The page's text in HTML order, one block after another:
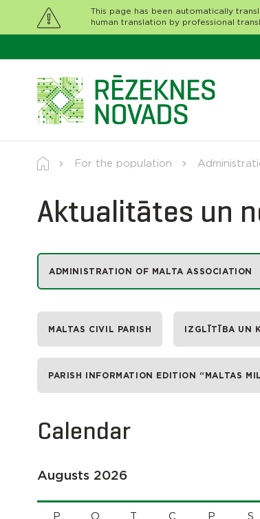
This page has been automatically
human translation by professional
For the population
Aktualitātes un
ADMINISTRATION OF MALTA ASSOCIATION
MALTAS CIVIL PARISH IZGLĪTĪBA UN
PARISH INFORMATION EDITION “MALTAS
Calendar
Augusts 2026
P O C P S